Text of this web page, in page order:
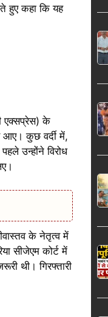
हुए कहा कि यह
एक्सप्रेस) के
आए। कुछ वर्दी में,
उन्होंने विरोध
के नेतृत्व में
सीजेएम कोर्ट में
थी। गिरफ्तारी